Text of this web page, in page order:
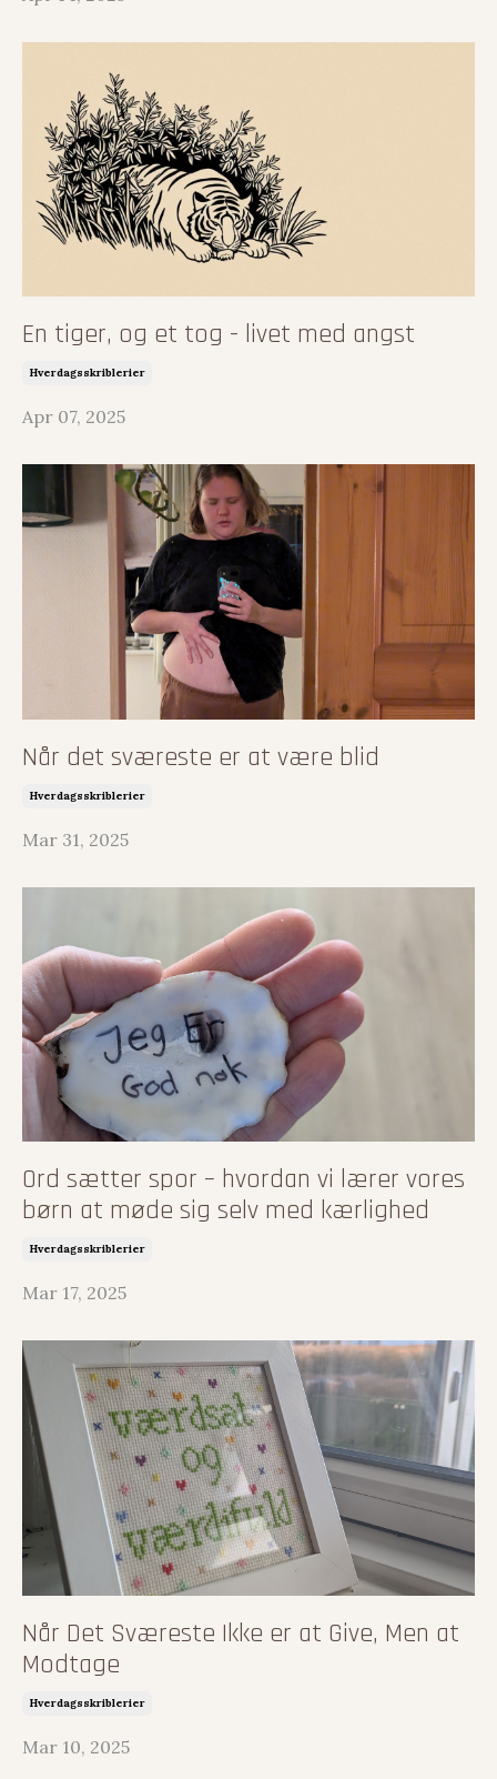
En tiger, og et tog - livet med angst
Hverdagsskriblerier
Apr 07, 2025
Når det sværeste er at være blid
Hverdagsskriblerier
Mar 31, 2025
Ord sætter spor – hvordan vi lærer vores
børn at møde sig selv med kærlighed
Hverdagsskriblerier
Mar 17, 2025
Når Det Sværeste Ikke er at Give, Men at
Modtage
Hverdagsskriblerier
Mar 10, 2025